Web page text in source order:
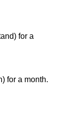
for a
for a month.